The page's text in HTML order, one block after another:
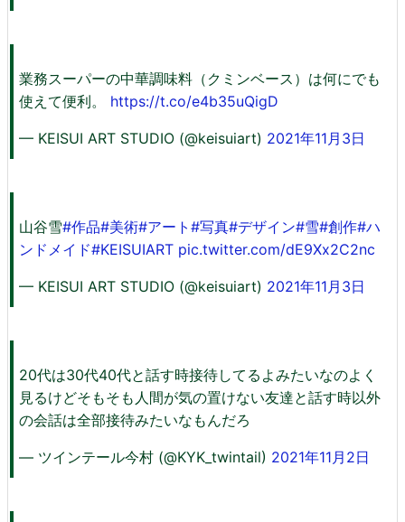
業務スーパーの中華調味料（クミンベース）は何にでも
使えて便利。 https://t.co/e4b35uQigD
— KEISUI ART STUDIO (@keisuiart) 2021年11月3日
山谷雪#作品#美術#アート #写真#デザイン#雪#創作#ハ
ンドメイド#KEISUIART pic.twitter.com/dE9Xx2C2nc
— KEISUI ART STUDIO (@keisuiart) 2021年11月3日
20代は30代40代と話す時接待してるよみたいなのよく
見るけどそもそも人間が気の置けない友達と話す時以外
の会話は全部接待みたいなもんだろ
— ツインテール今村 (@KYK_twintail) 2021年11月2日